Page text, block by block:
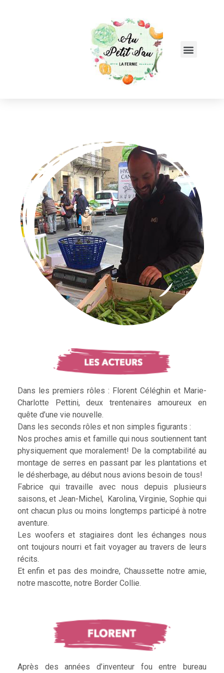
Dans les premiers rôles : Florent Céléghin et Marie-
Charlotte Pettini, deux trentenaires amoureux en
quête d’une vie nouvelle.
Dans les seconds rôles et non simples figurants :
Nos proches amis et famille qui nous soutiennent tant
physiquement que moralement! De la comptabilité au
montage de serres en passant par les plantations et
le désherbage, au début nous avions besoin de tous!
Fabrice qui travaille avec nous depuis plusieurs
saisons, et Jean-Michel, Karolina, Virginie, Sophie qui
ont chacun plus ou moins longtemps participé à notre
aventure.
Les woofers et stagiaires dont les échanges nous
ont toujours nourri et fait voyager au travers de leurs
récits.
Et enfin et pas des moindre, Chaussette notre amie,
notre mascotte, notre Border Collie.
Après des années d’inventeur fou entre bureau